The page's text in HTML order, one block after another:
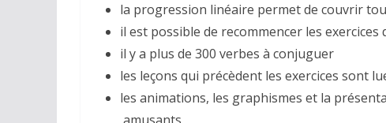
la progression linéaire permet de couvrir
il est possible de recommencer les
il y a plus de 300 verbes à conjuguer
les leçons qui précèdent les exercices sont
les animations, les graphismes et la